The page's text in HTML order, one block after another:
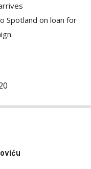
Spotland on loan for